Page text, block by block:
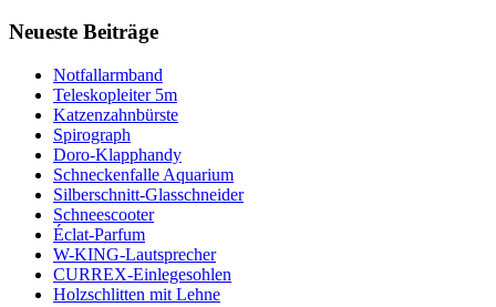
Neueste Beiträge
Notfallarmband
Teleskopleiter 5m
Katzenzahnbürste
Spirograph
Doro-Klapphandy
Schneckenfalle Aquarium
Silberschnitt-Glasschneider
Schneescooter
Éclat-Parfum
W-KING-Lautsprecher
CURREX-Einlegesohlen
Holzschlitten mit Lehne